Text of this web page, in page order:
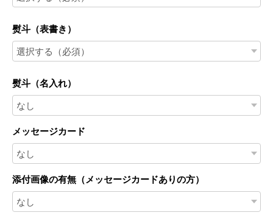
熨斗（表書き）
熨斗（名入れ）
メッセージカード
添付画像の有無（メッセージカードありの方）